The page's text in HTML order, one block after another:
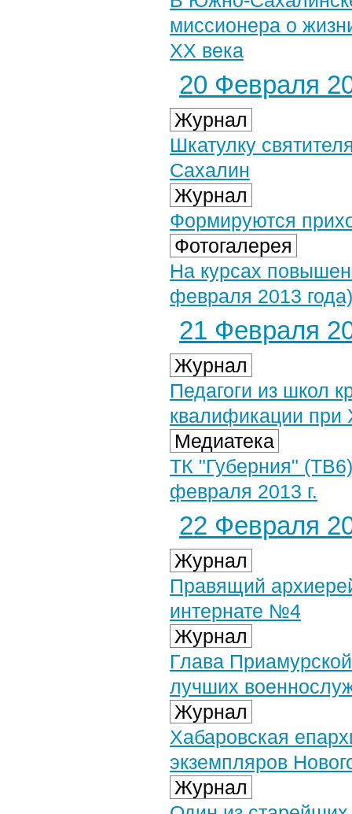
миссионера о
XX века
20 Февраля
Журнал
Шкатулку
Сахалин
Журнал
Формируются
Фотогалерея
На курсах
февраля 2013 года)
21 Февраля
Журнал
Педагоги из школ
квалификации при
Медиатека
ТК "Губерния"
февраля 2013 г.
22 Февраля
Журнал
Правящий
интернате №4
Журнал
Глава
лучших
Журнал
Хабаровская
экземпляров
Журнал